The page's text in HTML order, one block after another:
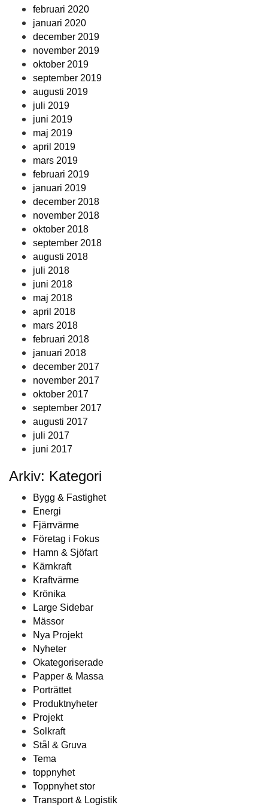
februari 2020
januari 2020
december 2019
november 2019
oktober 2019
september 2019
augusti 2019
juli 2019
juni 2019
maj 2019
april 2019
mars 2019
februari 2019
januari 2019
december 2018
november 2018
oktober 2018
september 2018
augusti 2018
juli 2018
juni 2018
maj 2018
april 2018
mars 2018
februari 2018
januari 2018
december 2017
november 2017
oktober 2017
september 2017
augusti 2017
juli 2017
juni 2017
Arkiv: Kategori
Bygg & Fastighet
Energi
Fjärrvärme
Företag i Fokus
Hamn & Sjöfart
Kärnkraft
Kraftvärme
Krönika
Large Sidebar
Mässor
Nya Projekt
Nyheter
Okategoriserade
Papper & Massa
Porträttet
Produktnyheter
Projekt
Solkraft
Stål & Gruva
Tema
toppnyhet
Toppnyhet stor
Transport & Logistik